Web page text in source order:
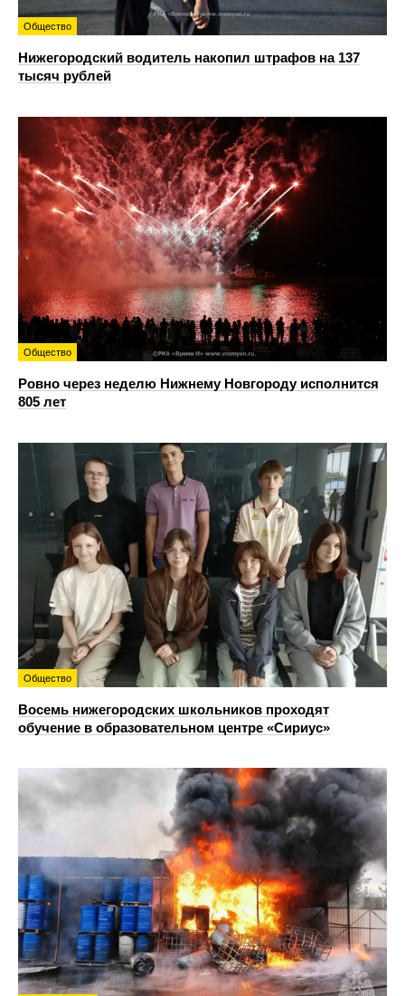
Общество
Нижегородский водитель накопил штрафов на 137
тысяч рублей
Общество
Ровно через неделю Нижнему Новгороду исполнится
805 лет
Общество
Восемь нижегородских школьников проходят
обучение в образовательном центре «Сириус»